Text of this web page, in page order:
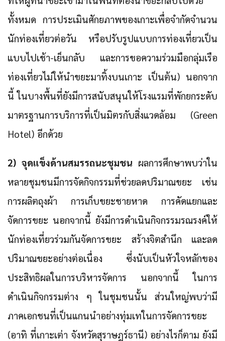
ทั้งหมด การประเมินศักยภาพของเกาะเพื่อจำกัดจำนวน
นักท่องเที่ยวต่อวัน หรือปรับรูปแบบการท่องเที่ยวเป็น
แบบไปเช้า-เย็นกลับ และการขอความร่วมมือกลุ่มเรือ
ท่องเที่ยวไม่ให้นำขยะมาทิ้งบนเกาะ เป็นต้น) นอกจาก
นี้ ในบางพื้นที่ยังมีการสนับสนุนให้โรงแรมที่พักยกระดับ
มาตรฐานการบริการที่เป็นมิตรกับสิ่งแวดล้อม (Green
Hotel) อีกด้วย
2) จุดแข็งด้านสมรรถนะชุมชน ผลการศึกษาพบว่าใน
หลายชุมชนมีการจัดกิจกรรมที่ช่วยลดปริมาณขยะ เช่น
การผลิตถุงผ้า การเก็บขยะชายหาด การคัดแยกและ
จัดการขยะ นอกจากนี้ ยังมีการดำเนินกิจกรรมรณรงค์ให้
นักท่องเที่ยวร่วมกันจัดการขยะ สร้างจิตสำนึก และลด
ปริมาณขยะอย่างต่อเนื่อง ซึ่งนับเป็นหัวใจหลักของ
ประสิทธิผลในการบริหารจัดการ นอกจากนี้ ในการ
ดำเนินกิจกรรมต่าง ๆ ในชุมชนนั้น ส่วนใหญ่พบว่ามี
ภาคเอกชนที่เป็นแกนนำอย่างทุ่มเทในการจัดการขยะ
(อาทิ ที่เกาะเต่า จังหวัดสุราษฎร์ธานี) อย่างไรก็ตาม ยังมี